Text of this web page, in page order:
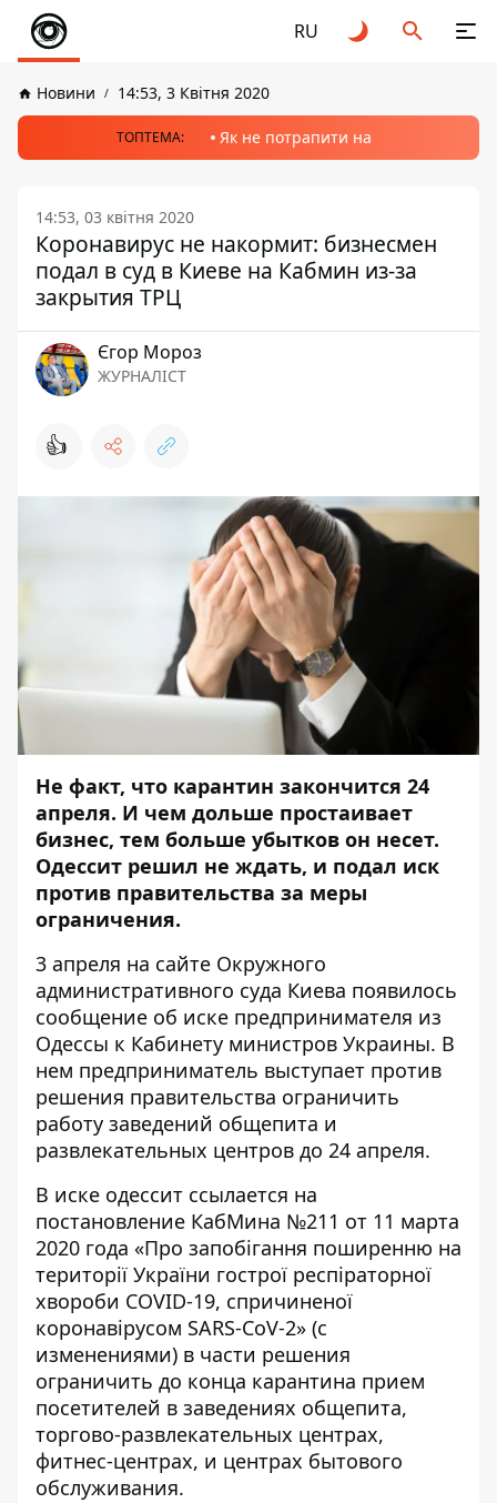
RU
Новини 14:53, 3 Квітня 2020
ТОПТЕМА: Як не потрапити на
14:53, 03 квітня 2020
Коронавирус не накормит: бизнесмен
подал в суд в Киеве на Кабмин из-за
закрытия ТРЦ
Єгор Мороз
ЖУРНАЛІСТ
👍
Не факт, что карантин закончится 24
апреля. И чем дольше простаивает
бизнес, тем больше убытков он несет.
Одессит решил не ждать, и подал иск
против правительства за меры
ограничения.
3 апреля на сайте Окружного
административного суда Киева появилось
сообщение об иске предпринимателя из
Одессы к Кабинету министров Украины. В
нем предприниматель выступает против
решения правительства ограничить
работу заведений общепита и
развлекательных центров до 24 апреля.
В иске одессит ссылается на
постановление КабМина №211 от 11 марта
2020 года «Про запобігання поширенню на
території України гострої респіраторної
хвороби COVID-19, спричиненої
коронавірусом SARS-CoV-2» (с
изменениями) в части решения
ограничить до конца карантина прием
посетителей в заведениях общепита,
торгово-развлекательных центрах,
фитнес-центрах, и центрах бытового
обслуживания.